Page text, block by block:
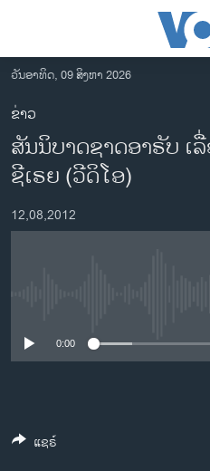
ເຂົ້າ
ຫາ
ຂ້າມ
ຂ້າມ
ຂ້າມ
ໄປ
ຫາ
ຊອກ
ອາເມຣິກາ
ການເລືອກຕັ້ງ ປະທານາທີບໍດີ ສະຫະ
ຂ່າວ​ຈີນ
ຊີວິດຊາວລາວ
ທຸລະກິດ
ວັນອາທິດ, 09 ສິງຫາ 2026
ຂ່າວ
ສັນນິບາດຊາດອາຣັບ ເ
ຊີເຣຍ (ວີດິໂອ)
12,08,2012
0:00
ແຊຣ໌